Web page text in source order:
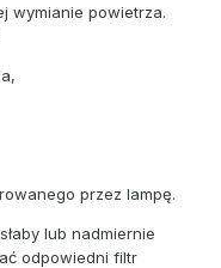
wymianie powietrza.
przez lampę.
lub nadmiernie
odpowiedni filtr